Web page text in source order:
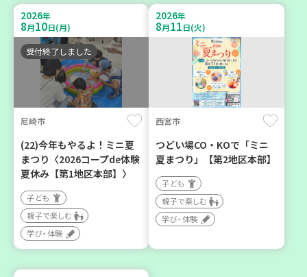
デニングで暮らしに癒しを
～ ＜デモ講座＞
大人向け
学び・体験
トック ～いつもの食材で備
えよう～
大人向け
平和・防災
2026年
8月1日(土)
明石市
2026年８月度 「子育てひ
ら高砂エリア～ 【第6地
2026年
10月31
神戸市西区
2026年
8月10日(月)
受付終了しました
尼崎市
(22)今年もやるよ！ミニ夏
まつり〈2026コープde体験
夏休み【第1地区本部】〉
子ども
親子で楽しむ
学び・体験
2026年
8月11日(火)
西宮市
つどい場CO・KOで「ミニ
夏まつり」【第2地区本部】
子ども
親子で楽しむ
学び・体験